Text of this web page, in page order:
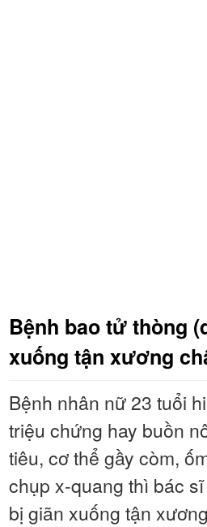
Bệnh bao tử thòng
xuống tận xương
Bệnh nhân nữ 23 tuổi
triệu chứng hay buồn
tiêu, cơ thể gầy còm,
chụp x-quang thì bác
bị giãn xuống tận